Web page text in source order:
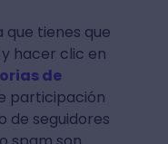
que tienes que
hacer clic en
de
participación
de seguidores